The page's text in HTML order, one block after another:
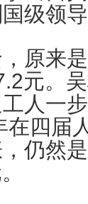
级领
原来
元。
人一
在四届
仍然